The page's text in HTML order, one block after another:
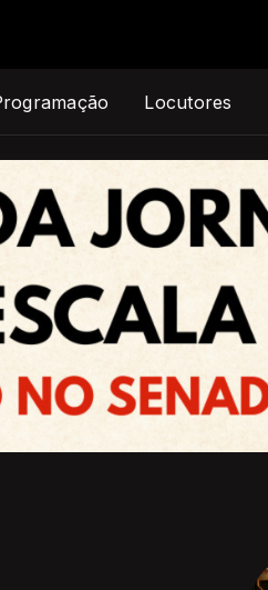
Locutores